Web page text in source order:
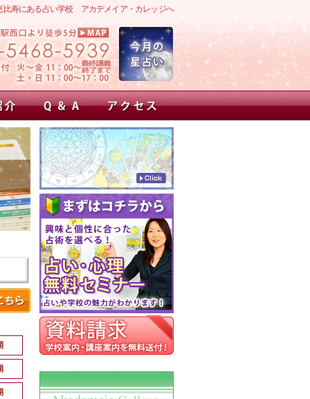
比寿にある占い学校 アカデメイア・カレッジへ